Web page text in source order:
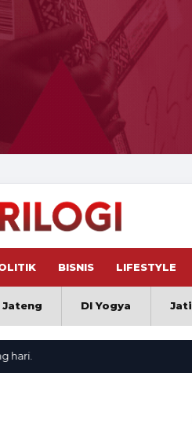
BISNIS LIFESTYLE
Jateng DI Yogya